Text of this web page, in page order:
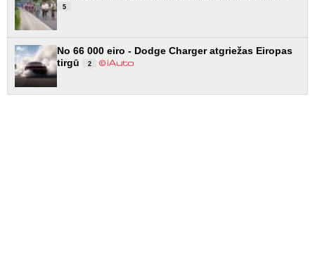
5
No 66 000 eiro - Dodge Charger atgriežas Eiropas
tirgū
2